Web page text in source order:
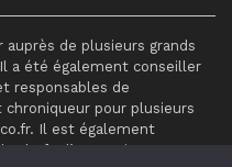
de plusieurs grands
a été également conseiller
responsables de
pour plusieurs
Il est également
chefs d’entreprises